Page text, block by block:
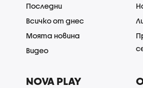
Последни
Всичко от днес
Моята новина
Видео
NOVA PLAY